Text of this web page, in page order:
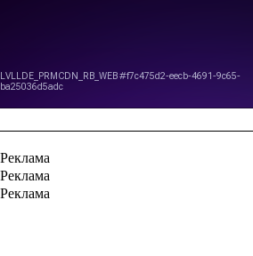
Реклама
Реклама
Реклама